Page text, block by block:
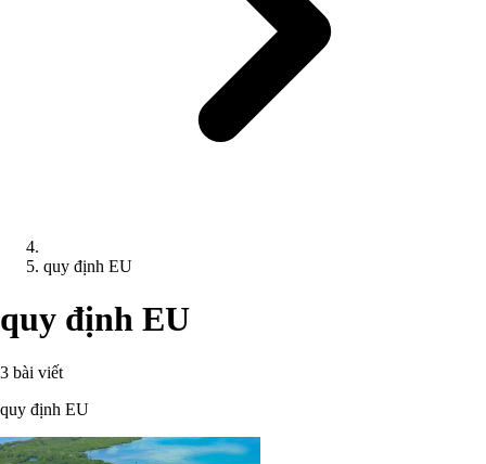
quy định EU
quy định EU
3 bài viết
quy định EU